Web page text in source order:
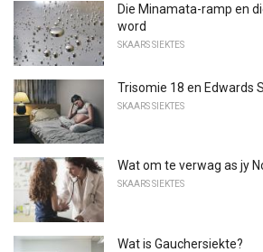
Die Minamata-ramp en
word
SKAARS SIEKTES
Trisomie 18 en Edwards
SKAARS SIEKTES
Wat om te verwag as jy
SKAARS SIEKTES
Wat is Gauchersiekte?